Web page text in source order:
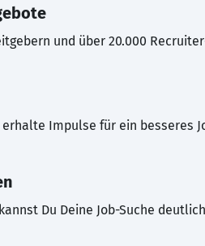
und über 20.000
Impulse für ein besseres
Du Deine Job-Suche